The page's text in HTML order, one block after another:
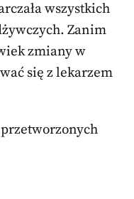
wszystkich
Zanim
zmiany w
się z lekarzem